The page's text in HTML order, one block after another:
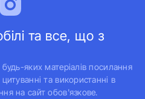
та все, що з
яких матеріалів посилання
та використанні в
на сайт обов'язкове.